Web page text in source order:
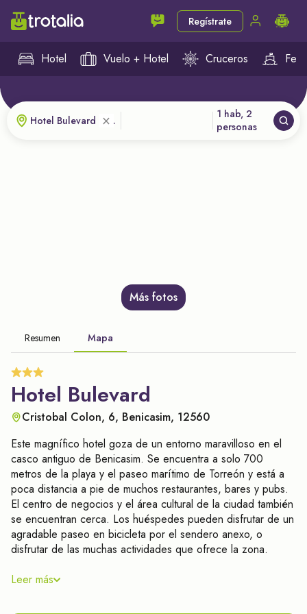
Regístrate
Hotel Vuelo + Hotel Cruceros
×
1 hab, 2
personas
Más fotos
Resumen Mapa
Hotel Bulevard
Cristobal Colon, 6, Benicasim, 12560
Este magnífico hotel goza de un entorno maravilloso en el
casco antiguo de Benicasim. Se encuentra a solo 700
metros de la playa y el paseo marítimo de Torreón y está a
poca distancia a pie de muchos restaurantes, bares y pubs.
El centro de negocios y el área cultural de la ciudad también
se encuentran cerca. Los huéspedes pueden disfrutar de un
agradable paseo en bicicleta por el sendero anexo, o
disfrutar de las muchas actividades que ofrece la zona.
Este hotel presenta un diseño elegante y moderno con un
Leer más